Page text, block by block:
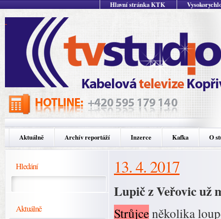
Hlavní stránka KTK
Aktuálně Archív reportáží Inzerce Kafka O
Hledání
Aktuálně
13. 4. 2017
Lupič z Veřovic už
Strůjceněkolika